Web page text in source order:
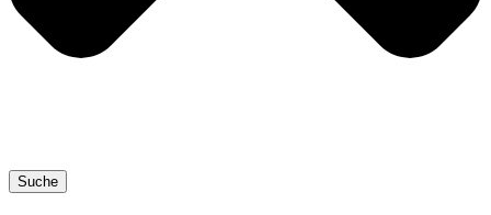
Suche